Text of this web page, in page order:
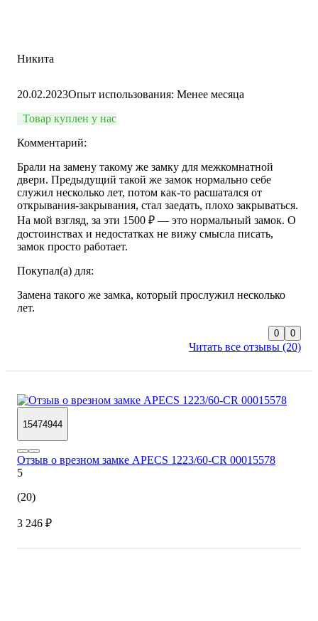
Никита
20.02.2023Опыт использования: Менее месяца
Товар куплен у нас
Комментарий:
Брали на замену такому же замку для межкомнатной
двери. Предыдущий такой же замок нормально себе
служил несколько лет, потом как-то расшатался от
открывания-закрывания, стал заедать, плохо закрываться.
На мой взгляд, за эти 1500 ₽ — это нормальный замок. О
достоинствах и недостатках не вижу смысла писать,
замок просто работает.
Покупал(а) для:
Замена такого же замка, который прослужил несколько
лет.
Читать все отзывы (20)
0 0
15474944
Отзыв о врезном замке APECS 1223/60-CR 00015578
5
(20)
3 246 ₽